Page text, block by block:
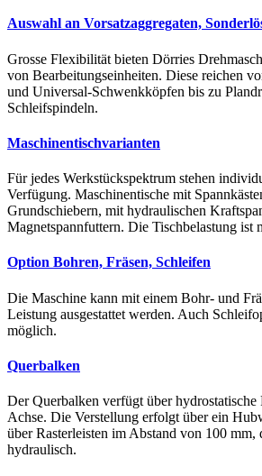
Auswahl an Vorsatzaggregaten,
Grosse Flexibilität bieten Dörries
von Bearbeitungseinheiten. Diese reichen
und Universal-Schwenkköpfen bis zu
Schleifspindeln.
Maschinentischvarianten
Für jedes Werkstückspektrum stehen
Verfügung. Maschinentische mit
Grundschiebern, mit hydraulischen
Magnetspannfuttern. Die Tischbelastung ist
Option Bohren, Fräsen, Schleifen
Die Maschine kann mit einem Bohr- und
Leistung ausgestattet werden. Auch
möglich.
Querbalken
Der Querbalken verfügt über
Achse. Die Verstellung erfolgt über ein
über Rasterleisten im Abstand von 100
hydraulisch.